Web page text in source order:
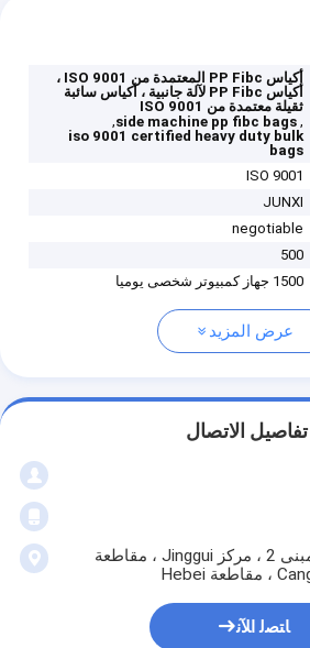
أكياس PP Fibc المعتمدة من ISO 9001 ،
أكياس PP Fibc لآلة جانبية ، أكياس سائبة
ثقيلة معتمدة من ISO 9001
,
side machine pp fibc bags
,
iso 9001 certified heavy duty bulk
bags
ISO 9001
JUNXI
negotiable
500
1500 جهاز كمبيوتر شخصى يوميا
عرض المزيد
تفاصيل الاتصال
الغرفة 1701-1708 ، المبنى 2 ، مركز Jinggui ، مقاطعة
ﺎﺘﺼﻟ ﺍﻶﻧ